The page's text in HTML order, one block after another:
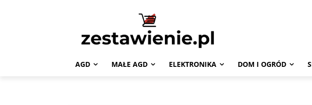
AGD MAŁE AGD ELEKTRONIKA DOM I OGRÓD